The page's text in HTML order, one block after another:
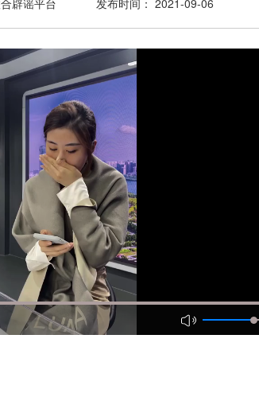
辟谣平台 发布时间： 2021-09-06